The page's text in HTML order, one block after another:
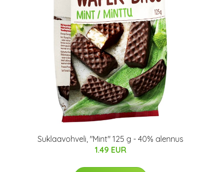
Suklaavohveli, "Mint" 125 g - 40% alennus
1.49 EUR